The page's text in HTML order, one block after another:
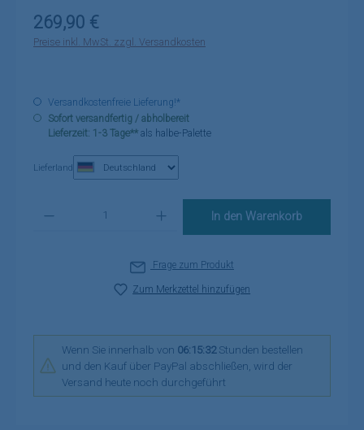
Regulärer Preis:
269,90 €
Preise inkl. MwSt. zzgl. Versandkosten
Versandkostenfreie Lieferung!*
Sofort versandfertig / abholbereit
Lieferzeit: 1-3 Tage** als halbe-Palette
Lieferland
In den Warenkorb
Frage zum Produkt
Zum Merkzettel hinzufügen
Wenn Sie innerhalb von 06:15:32 Stunden bestellen
und den Kauf über PayPal abschließen, wird der
Versand heute noch durchgeführt